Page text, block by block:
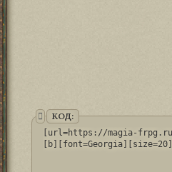
КОД:
[url=https://magia-